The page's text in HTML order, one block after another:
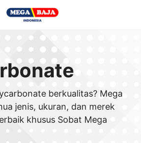
berkualitas? Mega
jenis, ukuran, dan merek
khusus Sobat Mega